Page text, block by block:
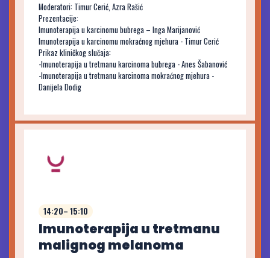
Moderatori: Timur Cerić, Azra Rašić
Prezentacije:
Imunoterapija u karcinomu bubrega – Inga Marijanović
Imunoterapija u karcinomu mokraćnog mjehura - Timur Cerić
Prikaz kliničkog slučaja:
-Imunoterapija u tretmanu karcinoma bubrega - Anes Šabanović
-Imunoterapija u tretmanu karcinoma mokraćnog mjehura -
Danijela Dodig
14:20– 15:10
Imunoterapija u tretmanu
malignog melanoma